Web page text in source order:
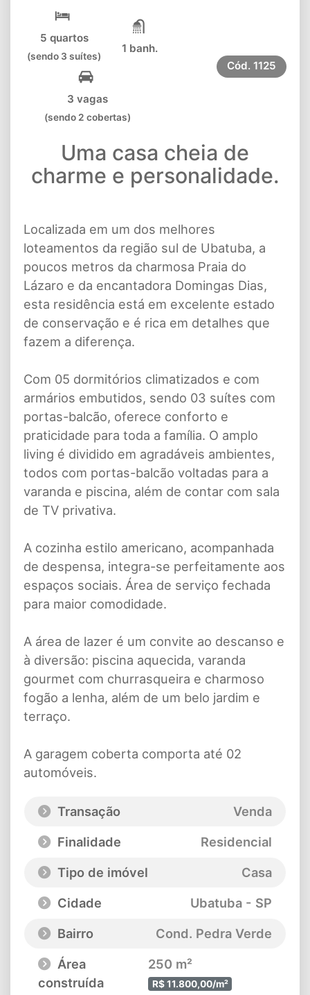
5 quartos
(sendo 3 suítes)
1 banh.
3 vagas
(sendo 2 cobertas)
Cód. 1125
Uma casa cheia de
charme e personalidade.
Localizada em um dos melhores
loteamentos da região sul de Ubatuba, a
poucos metros da charmosa Praia do
Lázaro e da encantadora Domingas Dias,
esta residência está em excelente estado
de conservação e é rica em detalhes que
fazem a diferença.
Com 05 dormitórios climatizados e com
armários embutidos, sendo 03 suítes com
portas-balcão, oferece conforto e
praticidade para toda a família. O amplo
living é dividido em agradáveis ambientes,
todos com portas-balcão voltadas para a
varanda e piscina, além de contar com sala
de TV privativa.
A cozinha estilo americano, acompanhada
de despensa, integra-se perfeitamente aos
espaços sociais. Área de serviço fechada
para maior comodidade.
A área de lazer é um convite ao descanso e
à diversão: piscina aquecida, varanda
gourmet com churrasqueira e charmoso
fogão a lenha, além de um belo jardim e
terraço.
A garagem coberta comporta até 02
automóveis.
Transação
Venda
Finalidade
Residencial
Tipo de imóvel
Casa
Cidade
Ubatuba - SP
Bairro
Cond. Pedra Verde
Área
construída
250 m²
R$ 11.800,00/m²